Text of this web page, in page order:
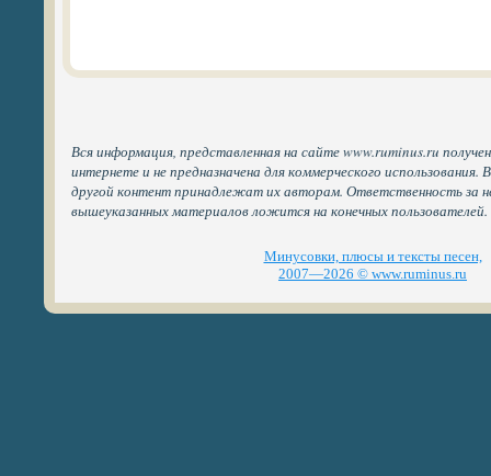
Вся информация, представленная на сайте www.ruminus.ru
интернете и не предназначена для коммерческого
другой контент принадлежат их авторам. Ответственность за
вышеуказанных материалов ложится на конечных пользователей.
Минусовки, плюсы и тексты песен,
2007—2026 © www.ruminus.ru